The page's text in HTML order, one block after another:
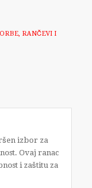
RANČEVI I
izbor za
Ovaj ranac
i zaštitu za